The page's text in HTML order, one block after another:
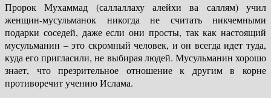
Пророк Мухаммад (саллаллаху алейхи ва саллям) учил
женщин-мусульманок никогда не считать никчемными
подарки соседей, даже если они просты, так как настоящий
мусульманин – это скромный человек, и он всегда идет туда,
куда его пригласили, не выбирая людей. Мусульманин хорошо
знает, что презрительное отношение к другим в корне
противоречит учению Ислама.